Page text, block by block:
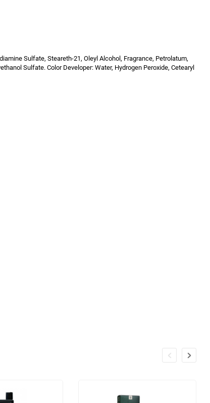
Sulfate, Steareth-21, Oleyl Alcohol, Fragrance, Petrolatum,
Sulfate. Color Developer: Water, Hydrogen Peroxide, Cetearyl